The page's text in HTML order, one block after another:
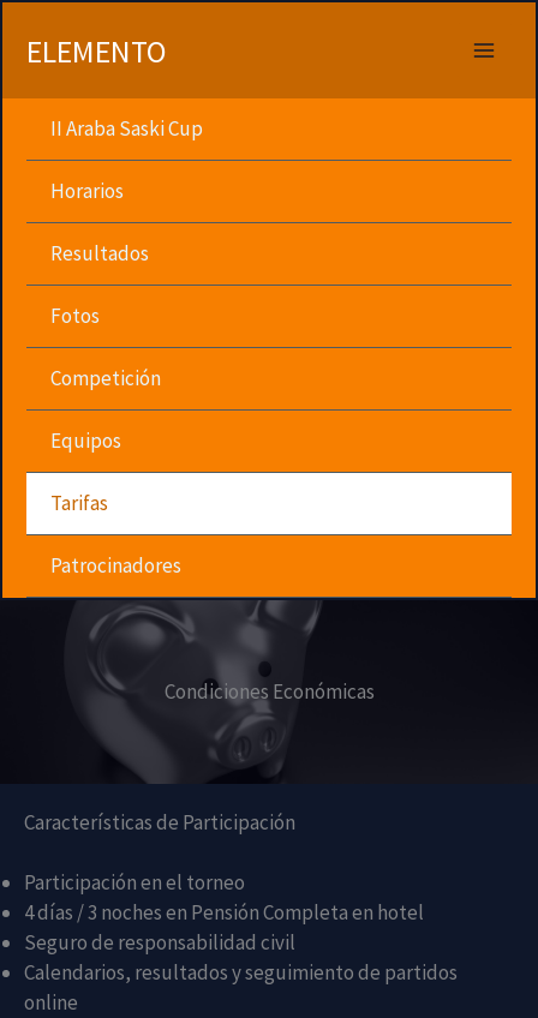
ELEMENTO
II Araba Saski Cup
Horarios
Resultados
Fotos
Competición
Equipos
Tarifas
Patrocinadores
Condiciones Económicas
Características de Participación
Participación en el torneo
4 días / 3 noches en Pensión Completa en hotel
Seguro de responsabilidad civil
Calendarios, resultados y seguimiento de partidos
online